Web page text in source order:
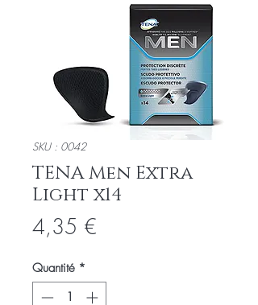
SKU : 0042
TENA Men Extra
Light x14
4,35 €
Quantité *